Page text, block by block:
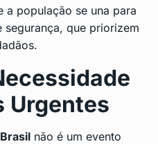
a população se una para
que priorizem
Urgentes
não é um evento